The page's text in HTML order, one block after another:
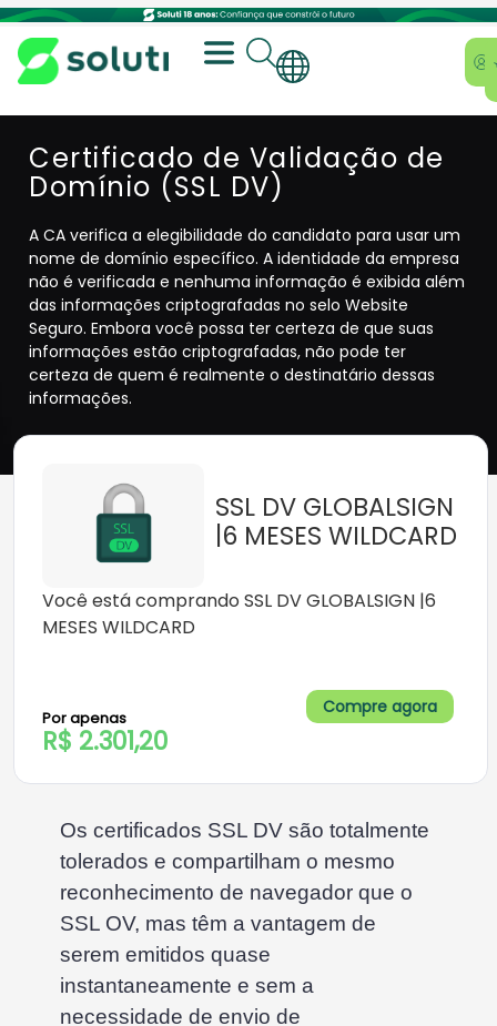
Certificado de Validação de
Domínio (SSL DV)
A CA verifica a elegibilidade do candidato para usar um
nome de domínio específico. A identidade da empresa
não é verificada e nenhuma informação é exibida além
das informações criptografadas no selo Website
Seguro. Embora você possa ter certeza de que suas
informações estão criptografadas, não pode ter
certeza de quem é realmente o destinatário dessas
informações.
SSL DV GLOBALSIGN
|6 MESES WILDCARD
Você está comprando SSL DV GLOBALSIGN |6
MESES WILDCARD
Por apenas
R$ 2.301,20
Compre agora
Os certificados SSL DV são totalmente
tolerados e compartilham o mesmo
reconhecimento de navegador que o
SSL OV, mas têm a vantagem de
serem emitidos quase
instantaneamente e sem a
necessidade de envio de